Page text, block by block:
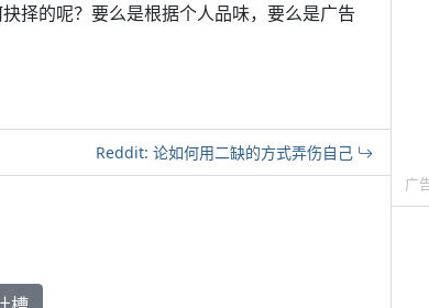
择的呢？要么是根据个人品味，要么是广告
Reddit: 论如何用二缺的方式弄伤自己
广